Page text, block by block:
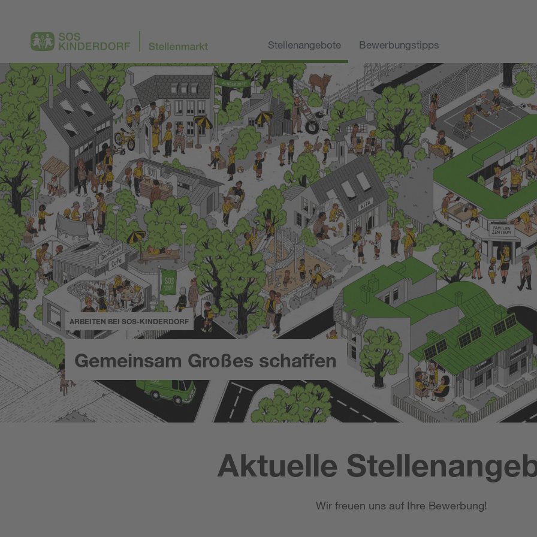
Stellenangebote Bewerbungstipps
ARBEITEN BEI SOS-KINDERDORF
Gemeinsam Großes schaffen
Aktuelle
Wir freuen uns auf Ihre Bewerbung!